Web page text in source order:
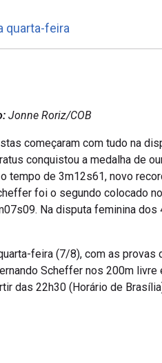
quarta-feira
Jonne Roriz/COB
começaram com tudo na
conquistou a medalha de
tempo de 3m12s61, novo
foi o segundo colocado
Na disputa feminina
feira (7/8), com as
Scheffer nos 200m
das 22h30 (Horário de